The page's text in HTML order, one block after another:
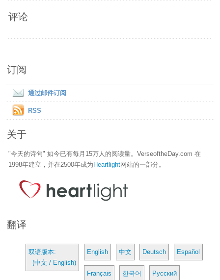
评论
订阅
通过邮件订阅
RSS
关于
"今天的诗句" 如今已有每月15万人的阅读量。VerseoftheDay.com 在
1998年建立，并在2500年成为 Heartlight网站的一部分。
翻译
双语版本:
(中文 / English)
English 中文 Deutsch Español
Français 한국어 Русский